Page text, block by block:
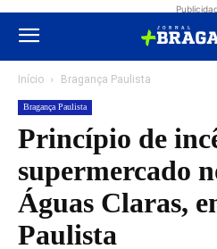
Início Bragança Paulista
Bragança Paulista
Princípio de
supermercado
Águas Claras,
Paulista